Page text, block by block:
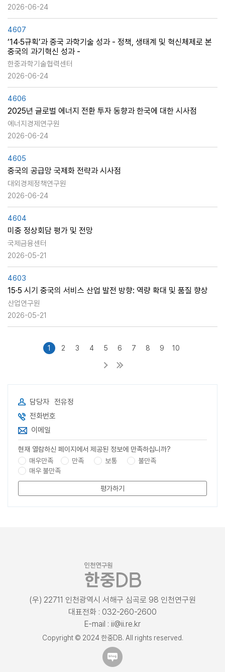
2026-06-24
4607
‘14·5규획’과 중국 과학기술 성과 - 정책, 생태계 및 혁신체제로 본
중국의 과기혁신 성과 -
한중과학기술협력센터
2026-06-24
4606
2025년 글로벌 에너지 전환 투자 동향과 한국에 대한 시사점
에너지경제연구원
2026-06-24
4605
중국의 공급망 국제화 전략과 시사점
대외경제정책연구원
2026-06-24
4604
미중 정상회담 평가 및 전망
국제금융센터
2026-05-21
4603
15·5 시기 중국의 서비스 산업 발전 방향: 역량 확대 및 품질 향상
산업연구원
2026-05-21
1 2 3 4 5 6 7 8 9 10
담당자 전유정
전화번호
이메일
현재 열람하신 페이지에서 제공된 정보에 만족하십니까?
매우만족
만족 보통
불만족
매우 불만족
평가하기
(우) 22711 인천광역시 서해구 심곡로 98 인천연구원
대표전화 : 032-260-2600
E-mail : ii@ii.re.kr
Copyright © 2024 한중DB. All rights reserved.